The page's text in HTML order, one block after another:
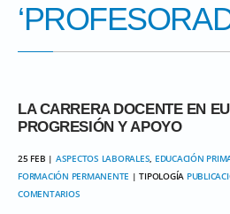
‘
LA CARRERA DOCENTE EN
PROGRESIÓN Y APOYO
25 FEB | ASPECTOS LABORALES, EDUCACIÓN
FORMACIÓN PERMANENTE | TIPOLOGÍA
COMENTARIOS